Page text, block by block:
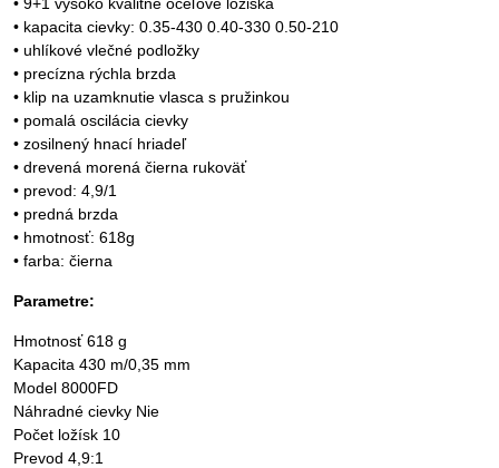
• kapacita cievky: 0.35-430 0.40-330 0.50-210
• uhlíkové vlečné podložky
• precízna rýchla brzda
• klip na uzamknutie vlasca s pružinkou
• pomalá oscilácia cievky
• zosilnený hnací hriadeľ
• drevená morená čierna rukoväť
• prevod: 4,9/1
• predná brzda
• hmotnosť: 618g
• farba: čierna
Parametre:
Hmotnosť 618 g
Kapacita 430 m/0,35 mm
Model 8000FD
Náhradné cievky Nie
Počet ložísk 10
Prevod 4,9:1